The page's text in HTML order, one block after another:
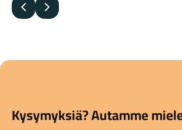
Edellinen
Seuraava
Kysymyksiä? Autamme